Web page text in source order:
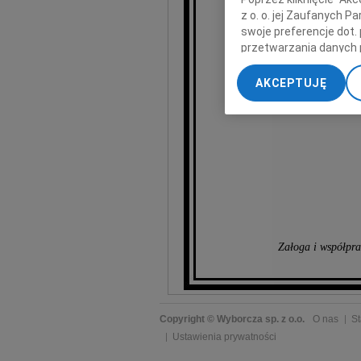
wyrazy
Załoga i
Copyright © Wyborcza sp. z o.o. O nas
Ustawienia prywatności
z o. o. jej Zaufanych
swoje preferencje dot.
przetwarzania danych
„Ustawienia
My, nasi Zaufani
dokładnych danych
Przechowywanie
treści, badnie
AKCEPTUJĘ